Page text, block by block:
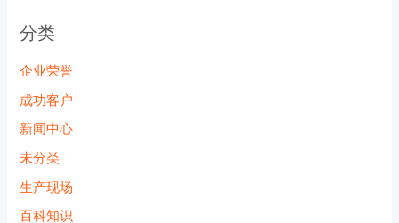
分类
企业荣誉
成功客户
新闻中心
未分类
生产现场
百科知识